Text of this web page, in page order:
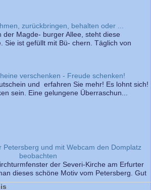
zurückbringen, behalten oder ...
der Magde- burger Allee, steht diese
Sie ist gefüllt mit Bü- chern. Täglich von
verschenken - Freude schenken!
und erfahren Sie mehr! Es lohnt sich!
sein. Eine gelungene Überraschun...
Petersberg und mit Webcam den Domplatz
beobachten
der Severi-Kirche am Erfurter
dieses schöne Motiv vom Petersberg. Gut